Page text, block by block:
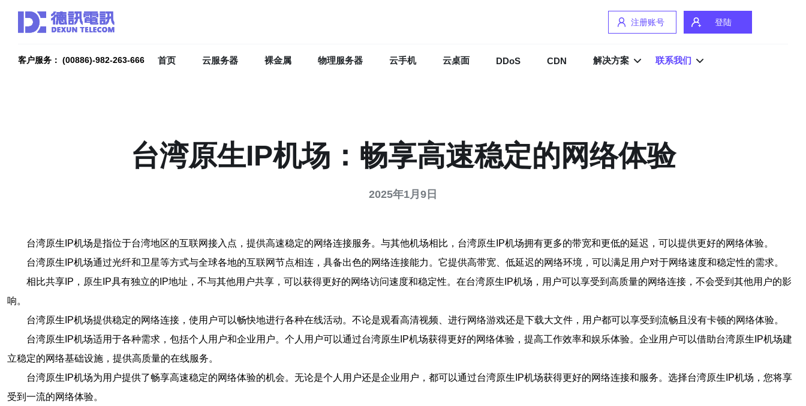
注册账号 登陆
客户服务： (00886)-982-263-666 首页 云服务器 裸金属 物理服务器 云手机 云桌面 DDoS CDN 解决方案 联系我们
台湾原生IP机场：畅享高速稳定的网络体验
2025年1月9日
台湾原生IP机场是指位于台湾地区的互联网接入点，提供高速稳定的网络连接服务。与其他机场相比，台湾原生IP机场拥有更多的带宽和更低的延迟，可以提供更好的网络体验。
台湾原生IP机场通过光纤和卫星等方式与全球各地的互联网节点相连，具备出色的网络连接能力。它提供高带宽、低延迟的网络环境，可以满足用户对于网络速度和稳定性的需求。
相比共享IP，原生IP具有独立的IP地址，不与其他用户共享，可以获得更好的网络访问速度和稳定性。在台湾原生IP机场，用户可以享受到高质量的网络连接，不会受到其他用户的影
响。
台湾原生IP机场提供稳定的网络连接，使用户可以畅快地进行各种在线活动。不论是观看高清视频、进行网络游戏还是下载大文件，用户都可以享受到流畅且没有卡顿的网络体验。
台湾原生IP机场适用于各种需求，包括个人用户和企业用户。个人用户可以通过台湾原生IP机场获得更好的网络体验，提高工作效率和娱乐体验。企业用户可以借助台湾原生IP机场建
立稳定的网络基础设施，提供高质量的在线服务。
台湾原生IP机场为用户提供了畅享高速稳定的网络体验的机会。无论是个人用户还是企业用户，都可以通过台湾原生IP机场获得更好的网络连接和服务。选择台湾原生IP机场，您将享
受到一流的网络体验。